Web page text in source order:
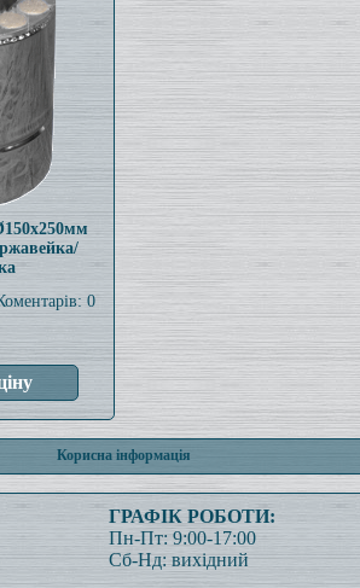
0
Корисна інформація
ГРАФІК РОБОТИ:
Пн-Пт: 9:00-17:00
Сб-Нд: вихідний